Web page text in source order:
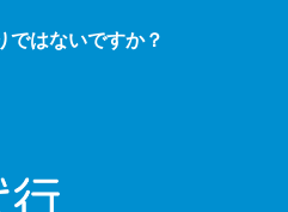
ではないですか？